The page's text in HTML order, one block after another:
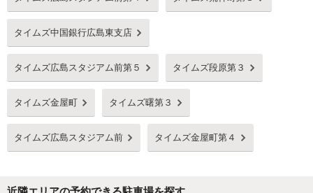
タイムズ中国銀行広島東支店
タイムズ広島スタジアム前第５ タイムズ段原第３
タイムズ金屋町 タイムズ曙第３
タイムズ広島スタジアム前 タイムズ金屋町第４